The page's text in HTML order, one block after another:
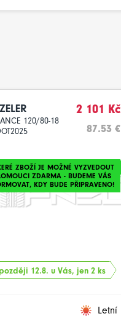
120/80-18
2 101 Kč
87.53 €
ZBOŽÍ JE MOŽNÉ VYZVEDOUT
ZDARMA - BUDEME VÁS
KDY BUDE PŘIPRAVENO!
12.8. u Vás, jen 2 ks
Letní